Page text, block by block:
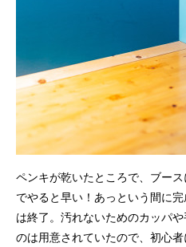
ペンキが乾いたところで、ブー
でやると早い！あっという間に
は終了。汚れないためのカッパ
のは用意されていたので、初心